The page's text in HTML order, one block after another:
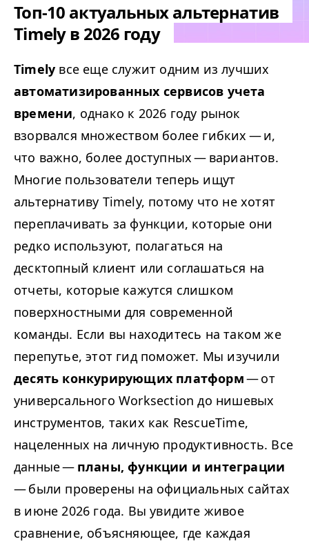
Топ-10 актуальных альтернатив
Timely в 2026 году
Timely все еще служит одним из лучших
автоматизированных сервисов учета
времени, однако к 2026 году рынок
взорвался множеством более гибких — и,
что важно, более доступных — вариантов.
Многие пользователи теперь ищут
альтернативу Timely, потому что не хотят
переплачивать за функции, которые они
редко используют, полагаться на
десктопный клиент или соглашаться на
отчеты, которые кажутся слишком
поверхностными для современной
команды. Если вы находитесь на таком же
перепутье, этот гид поможет. Мы изучили
десять конкурирующих платформ— от
универсального Worksection до нишевых
инструментов, таких как RescueTime,
нацеленных на личную продуктивность. Все
данные — планы, функции и интеграции
— были проверены на официальных сайтах
в июне 2026 года. Вы увидите живое
сравнение, объясняющее, где каждая